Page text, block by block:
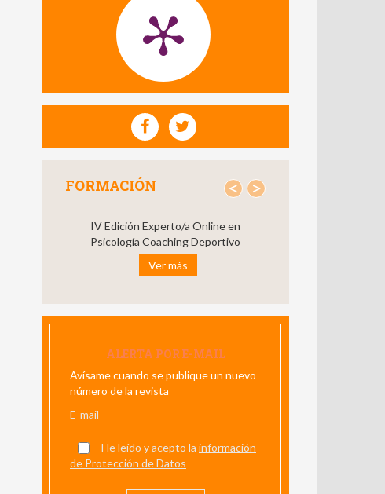
FORMACIÓN < >
IV Edición Experto/a Online en
Psicología Coaching Deportivo
Ver más
ALERTA POR E-MAIL
Avísame cuando se publique un nuevo
número de la revista
He leído y acepto la información
de Protección de Datos